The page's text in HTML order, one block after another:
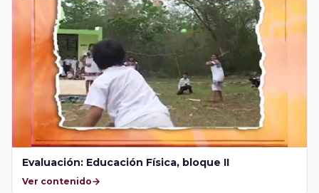
Evaluación: Educación Física, bloque II
Ver contenido